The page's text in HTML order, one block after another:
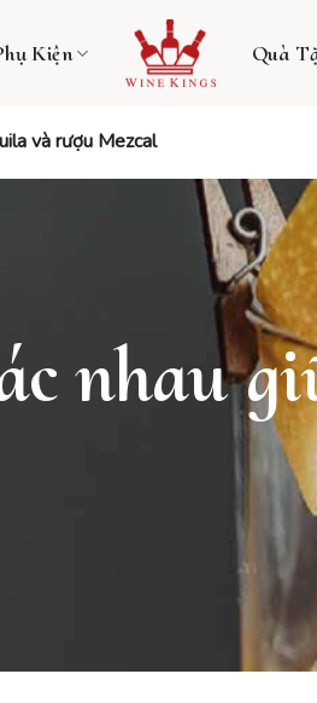
Kiện Quà
và rượu Mezcal
nhau